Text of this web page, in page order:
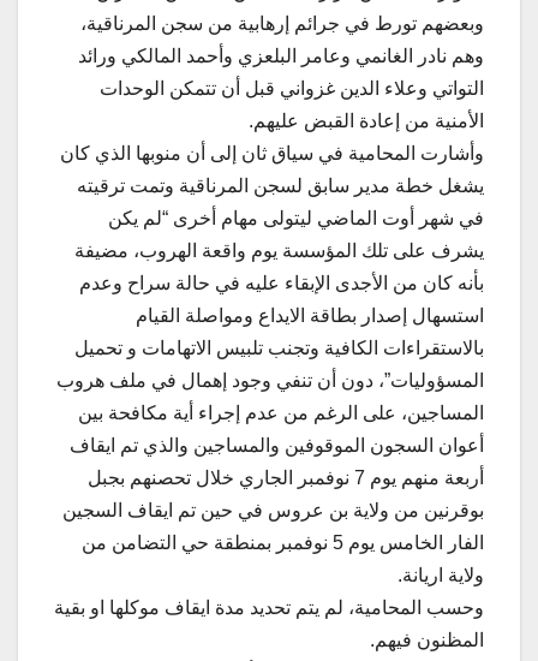
وبعضهم تورط في جرائم إرهابية من سجن المرناقية،
وهم نادر الغانمي وعامر البلعزي وأحمد المالكي ورائد
التواتي وعلاء الدين غزواني قبل أن تتمكن الوحدات
الأمنية من إعادة القبض عليهم.
وأشارت المحامية في سياق ثان إلى أن منوبها الذي كان
يشغل خطة مدير سابق لسجن المرناقية وتمت ترقيته
في شهر أوت الماضي ليتولى مهام أخرى “لم يكن
يشرف على تلك المؤسسة يوم واقعة الهروب، مضيفة
بأنه كان من الأجدى الإبقاء عليه في حالة سراح وعدم
استسهال إصدار بطاقة الايداع ومواصلة القيام
بالاستقراءات الكافية وتجنب تلبيس الاتهامات و تحميل
المسؤوليات”، دون أن تنفي وجود إهمال في ملف هروب
المساجين، على الرغم من عدم إجراء أية مكافحة بين
أعوان السجون الموقوفين والمساجين والذي تم ايقاف
أربعة منهم يوم 7 نوفمبر الجاري خلال تحصنهم بجبل
بوقرنين من ولاية بن عروس في حين تم ايقاف السجين
الفار الخامس يوم 5 نوفمبر بمنطقة حي التضامن من
ولاية اريانة.
وحسب المحامية، لم يتم تحديد مدة ايقاف موكلها او بقية
المظنون فيهم.